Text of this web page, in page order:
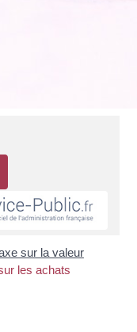
sur la valeur
les achats